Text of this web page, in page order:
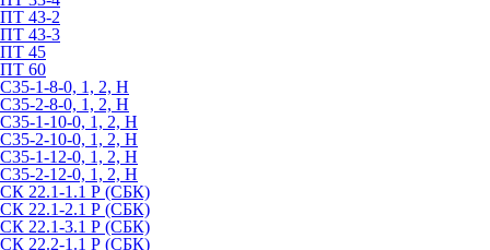
ПТ 43-2
ПТ 43-3
ПТ 45
ПТ 60
С35-1-8-0, 1, 2, Н
С35-2-8-0, 1, 2, Н
С35-1-10-0, 1, 2, Н
С35-2-10-0, 1, 2, Н
С35-1-12-0, 1, 2, Н
С35-2-12-0, 1, 2, Н
СК 22.1-1.1 Р (СБК)
СК 22.1-2.1 Р (СБК)
СК 22.1-3.1 Р (СБК)
СК 22.2-1.1 Р (СБК)